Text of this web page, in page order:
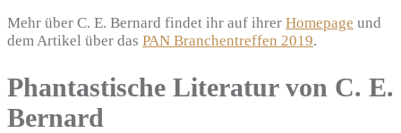
Mehr über C. E. Bernard findet ihr auf ihrer Homepage und
dem Artikel über das PAN Branchentreffen 2019.
Phantastische Literatur von C. E.
Bernard